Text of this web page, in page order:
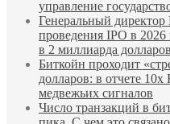
управление
Генеральный
проведения IPO в 2026
в 2 миллиарда долларов
Биткойн проходит
долларов: в отчете 10x
медвежьих сигналов
Число транзакций в